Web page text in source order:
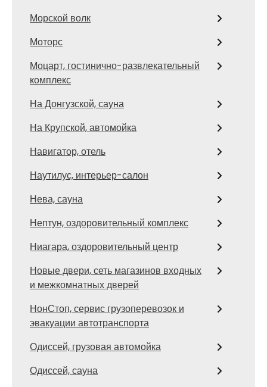
Морской волк
Моторс
Моцарт, гостинично-развлекательный
комплекс
На Донгузской, сауна
На Крупской, автомойка
Навигатор, отель
Наутилус, интерьер-салон
Нева, сауна
Нептун, оздоровительный комплекс
Ниагара, оздоровительный центр
Новые двери, сеть магазинов входных
и межкомнатных дверей
НонСтоп, сервис грузоперевозок и
эвакуации автотранспорта
Одиссей, грузовая автомойка
Одиссей, сауна